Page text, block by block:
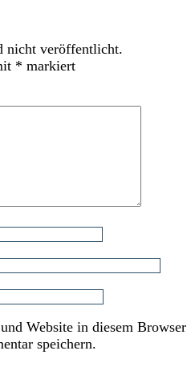
nicht veröffentlicht.
* markiert
Website in diesem Browser
speichern.